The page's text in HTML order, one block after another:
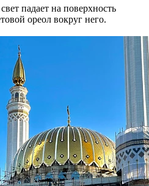
падает на поверхность
ореол вокруг него.